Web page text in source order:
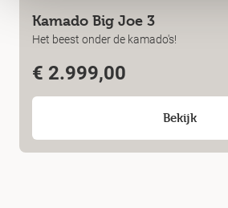
Kamado Big Joe 3
Het beest onder de kamado's!
€ 2.999,00
Bekijk